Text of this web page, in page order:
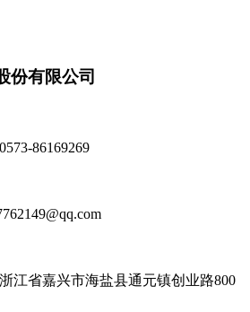
份有限公司
86169269
江省嘉兴市海盐县通元镇创业路800